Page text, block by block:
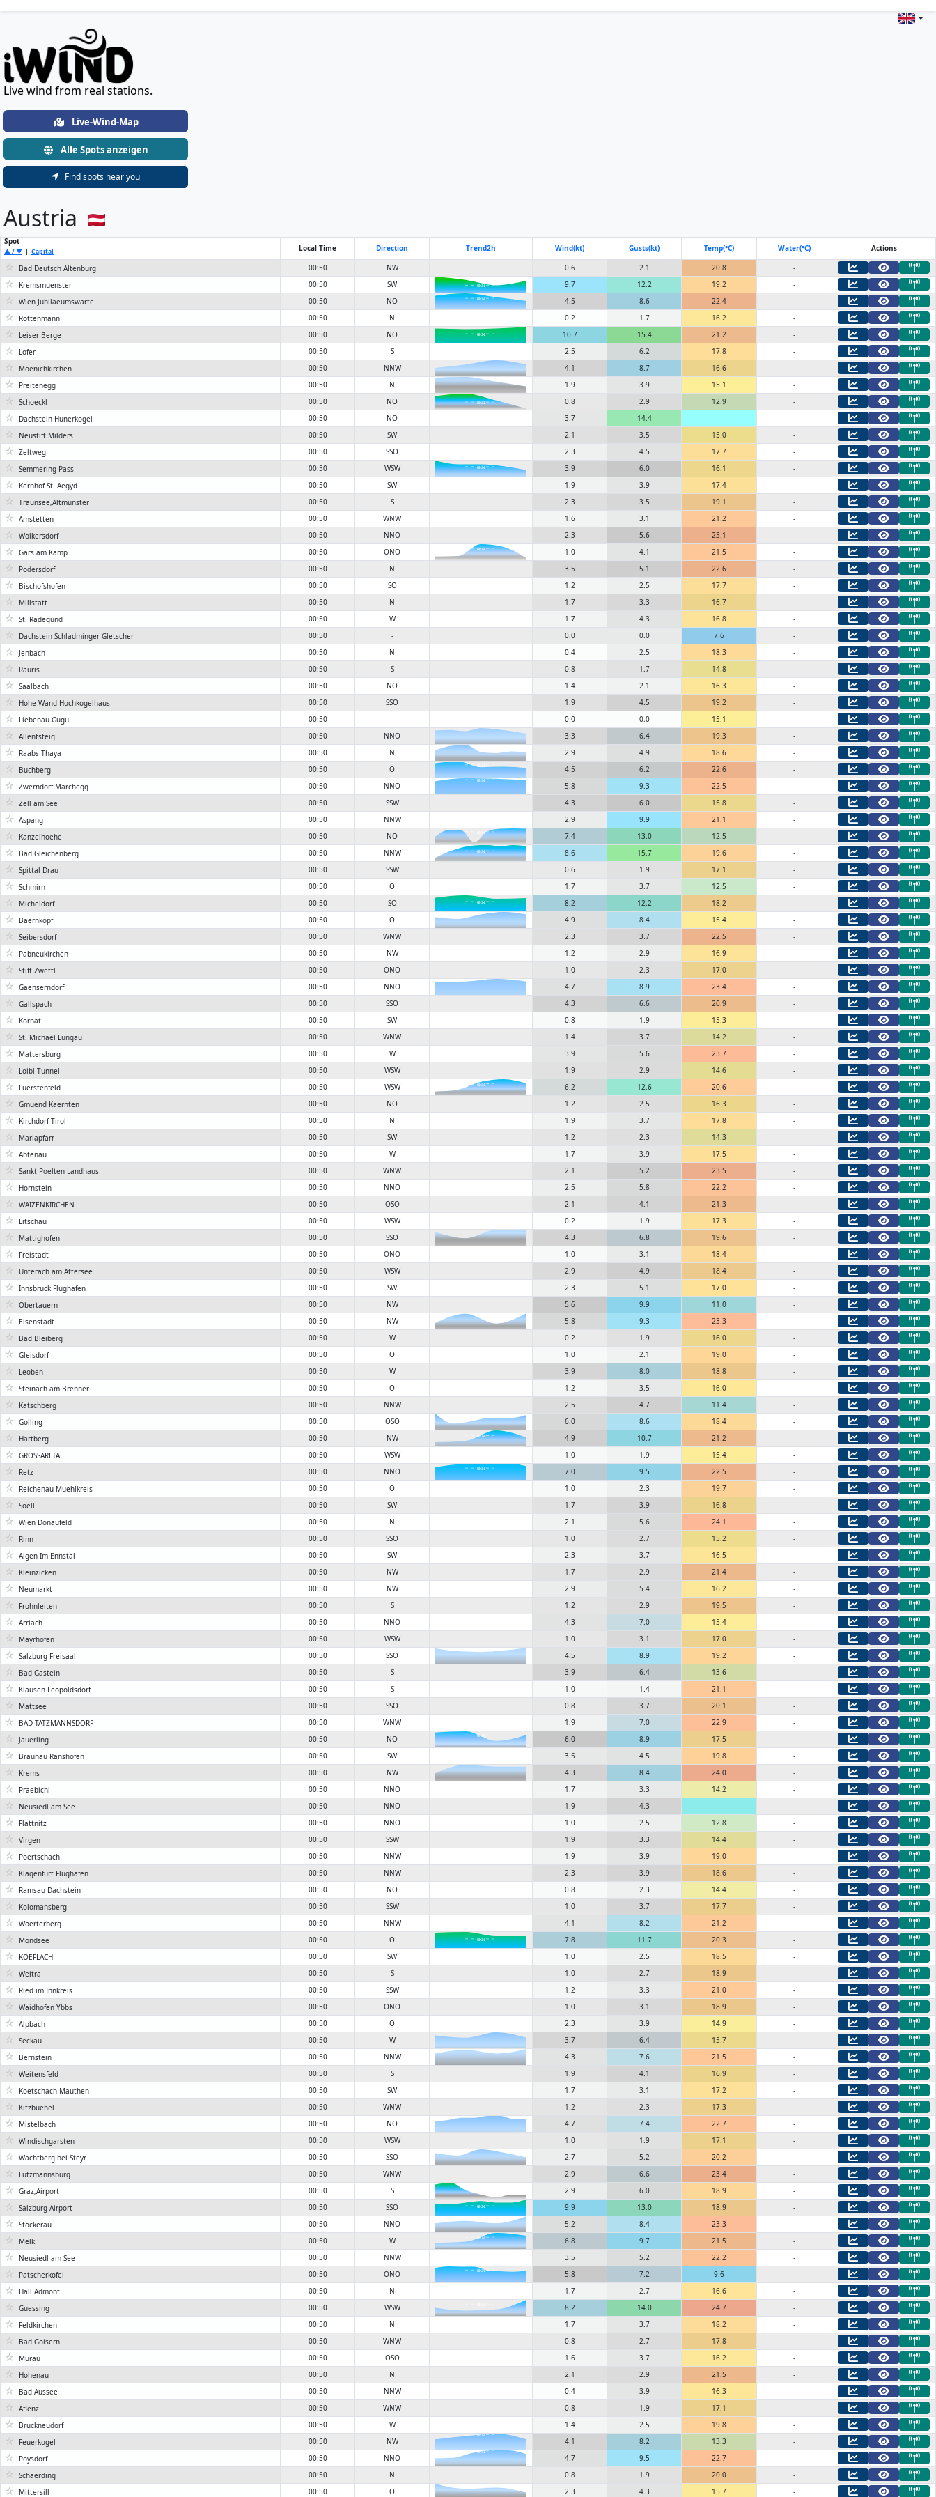
Live Wind & Weather Stations Worldwide
Live wind from real stations.
Live-Wind-Map
Alle Spots anzeigen
Find spots near you
Austria
Spot
▲ / ▼ | Capital Local Time Direction Trend2h Wind(kt) Gusts(kt) Temp(°C) Water(°C) Actions
☆ Bad Deutsch Altenburg 00:50 NW 0.6 2.1 20.8 -
☆ Kremsmuenster 00:50 SW 6KN 9.7 12.2 19.2 -
☆ Wien Jubilaeumswarte 00:50 NO 6KN 4.5 8.6 22.4 -
☆ Rottenmann 00:50 N 0.2 1.7 16.2 -
☆ Leiser Berge 00:50 NO 6KN 10.7 15.4 21.2 -
☆ Lofer 00:50 S 2.5 6.2 17.8 -
☆ Moenichkirchen 00:50 NNW 4.1 8.7 16.6 -
☆ Preitenegg 00:50 N 1.9 3.9 15.1 -
☆ Schoeckl 00:50 NO 6KN 0.8 2.9 12.9 -
☆ Dachstein Hunerkogel 00:50 NO 3.7 14.4 - -
☆ Neustift Milders 00:50 SW 2.1 3.5 15.0 -
☆ Zeltweg 00:50 SSO 2.3 4.5 17.7 -
☆ Semmering Pass 00:50 WSW 6KN 3.9 6.0 16.1 -
☆ Kernhof St. Aegyd 00:50 SW 1.9 3.9 17.4 -
☆ Traunsee,Altmünster 00:50 S 2.3 3.5 19.1 -
☆ Amstetten 00:50 WNW 1.6 3.1 21.2 -
☆ Wolkersdorf 00:50 NNO 2.3 5.6 23.1 -
☆ Gars am Kamp 00:50 ONO 6KN 1.0 4.1 21.5 -
☆ Podersdorf 00:50 N 3.5 5.1 22.6 -
☆ Bischofshofen 00:50 SO 1.2 2.5 17.7 -
☆ Millstatt 00:50 N 1.7 3.3 16.7 -
☆ St. Radegund 00:50 W 1.7 4.3 16.8 -
☆ Dachstein Schladminger Gletscher 00:50 - 0.0 0.0 7.6 -
☆ Jenbach 00:50 N 0.4 2.5 18.3 -
☆ Rauris 00:50 S 0.8 1.7 14.8 -
☆ Saalbach 00:50 NO 1.4 2.1 16.3 -
☆ Hohe Wand Hochkogelhaus 00:50 SSO 1.9 4.5 19.2 -
☆ Liebenau Gugu 00:50 - 0.0 0.0 15.1 -
☆ Allentsteig 00:50 NNO 3.3 6.4 19.3 -
☆ Raabs Thaya 00:50 N 2.9 4.9 18.6 -
☆ Buchberg 00:50 O 4.5 6.2 22.6 -
☆ Zwerndorf Marchegg 00:50 NNO
6KN
5.8 9.3 22.5 -
☆ Zell am See 00:50 SSW 4.3 6.0 15.8 -
☆ Aspang 00:50 NNW 2.9 9.9 21.1 -
☆ Kanzelhoehe 00:50 NO 7.4 13.0 12.5 -
☆ Bad Gleichenberg 00:50 NNW 6KN 8.6 15.7 19.6 -
☆ Spittal Drau 00:50 SSW 0.6 1.9 17.1 -
☆ Schmirn 00:50 O 1.7 3.7 12.5 -
☆ Micheldorf 00:50 SO 6KN 8.2 12.2 18.2 -
☆ Baernkopf 00:50 O 4.9 8.4 15.4 -
☆ Seibersdorf 00:50 WNW 2.3 3.7 22.5 -
☆ Pabneukirchen 00:50 NW 1.2 2.9 16.9 -
☆ Stift Zwettl 00:50 ONO 1.0 2.3 17.0 -
☆ Gaenserndorf 00:50 NNO 4.7 8.9 23.4 -
☆ Gallspach 00:50 SSO 4.3 6.6 20.9 -
☆ Kornat 00:50 SW 0.8 1.9 15.3 -
☆ St. Michael Lungau 00:50 WNW 1.4 3.7 14.2 -
☆ Mattersburg 00:50 W 3.9 5.6 23.7 -
☆ Loibl Tunnel 00:50 WSW 1.9 2.9 14.6 -
☆ Fuerstenfeld 00:50 WSW 6KN 6.2 12.6 20.6 -
☆ Gmuend Kaernten 00:50 NO 1.2 2.5 16.3 -
☆ Kirchdorf Tirol 00:50 N 1.9 3.7 17.8 -
☆ Mariapfarr 00:50 SW 1.2 2.3 14.3 -
☆ Abtenau 00:50 W 1.7 3.9 17.5 -
☆ Sankt Poelten Landhaus 00:50 WNW 2.1 5.2 23.5 -
☆ Hornstein 00:50 NNO 2.5 5.8 22.2 -
☆ WAIZENKIRCHEN 00:50 OSO 2.1 4.1 21.3 -
☆ Litschau 00:50 WSW 0.2 1.9 17.3 -
☆ Mattighofen 00:50 SSO 4.3 6.8 19.6 -
☆ Freistadt 00:50 ONO 1.0 3.1 18.4 -
☆ Unterach am Attersee 00:50 WSW 2.9 4.9 18.4 -
☆ Innsbruck Flughafen 00:50 SW 2.3 5.1 17.0 -
☆ Obertauern 00:50 NW 5.6 9.9 11.0 -
☆ Eisenstadt 00:50 NW 5.8 9.3 23.3 -
☆ Bad Bleiberg 00:50 W 0.2 1.9 16.0 -
☆ Gleisdorf 00:50 O 1.0 2.1 19.0 -
☆ Leoben 00:50 W 3.9 8.0 18.8 -
☆ Steinach am Brenner 00:50 O 1.2 3.5 16.0 -
☆ Katschberg 00:50 NNW 2.5 4.7 11.4 -
☆ Golling 00:50 OSO 6.0 8.6 18.4 -
☆ Hartberg 00:50 NW 6KN 4.9 10.7 21.2 -
☆ GROSSARLTAL 00:50 WSW 1.0 1.9 15.4 -
☆ Retz 00:50 NNO 6KN 7.0 9.5 22.5 -
☆ Reichenau Muehlkreis 00:50 O 1.0 2.3 19.7 -
☆ Soell 00:50 SW 1.7 3.9 16.8 -
☆ Wien Donaufeld 00:50 N 2.1 5.6 24.1 -
☆ Rinn 00:50 SSO 1.0 2.7 15.2 -
☆ Aigen Im Ennstal 00:50 SW 2.3 3.7 16.5 -
☆ Kleinzicken 00:50 NW 1.7 2.9 21.4 -
☆ Neumarkt 00:50 NW 2.9 5.4 16.2 -
☆ Frohnleiten 00:50 S 1.2 2.9 19.5 -
☆ Arriach 00:50 NNO 4.3 7.0 15.4 -
☆ Mayrhofen 00:50 WSW 1.0 3.1 17.0 -
☆ Salzburg Freisaal 00:50 SSO 4.5 8.9 19.2 -
☆ Bad Gastein 00:50 S 3.9 6.4 13.6 -
☆ Klausen Leopoldsdorf 00:50 S 1.0 1.4 21.1 -
☆ Mattsee 00:50 SSO 0.8 3.7 20.1 -
☆ BAD TATZMANNSDORF 00:50 WNW 1.9 7.0 22.9 -
☆ Jauerling 00:50 NO 6KN 6.0 8.9 17.5 -
☆ Braunau Ranshofen 00:50 SW 3.5 4.5 19.8 -
☆ Krems 00:50 NW 4.3 8.4 24.0 -
☆ Praebichl 00:50 NNO 1.7 3.3 14.2 -
☆ Neusiedl am See 00:50 NNO 1.9 4.3 - -
☆ Flattnitz 00:50 NNO 1.0 2.5 12.8 -
☆ Virgen 00:50 SSW 1.9 3.3 14.4 -
☆ Poertschach 00:50 NNW 1.9 3.9 19.0 -
☆ Klagenfurt Flughafen 00:50 NNW 2.3 3.9 18.6 -
☆ Ramsau Dachstein 00:50 NO 0.8 2.3 14.4 -
☆ Kolomansberg 00:50 SSW 1.0 3.7 17.7 -
☆ Woerterberg 00:50 NNW 4.1 8.2 21.2 -
☆ Mondsee 00:50 O 6KN 7.8 11.7 20.3 -
☆ KOEFLACH 00:50 SW 1.0 2.5 18.5 -
☆ Weitra 00:50 S 1.0 2.7 18.9 -
☆ Ried im Innkreis 00:50 SSW 1.2 3.3 21.0 -
☆ Waidhofen Ybbs 00:50 ONO 1.0 3.1 18.9 -
☆ Alpbach 00:50 O 2.3 3.9 14.9 -
☆ Seckau 00:50 W 3.7 6.4 15.7 -
☆ Bernstein 00:50 NNW 4.3 7.6 21.5 -
☆ Weitensfeld 00:50 S 1.9 4.1 16.9 -
☆ Koetschach Mauthen 00:50 SW 1.7 3.1 17.2 -
☆ Kitzbuehel 00:50 WNW 1.2 2.3 17.3 -
☆ Mistelbach 00:50 NO 4.7 7.4 22.7 -
☆ Windischgarsten 00:50 WSW 1.0 1.9 17.1 -
☆ Wachtberg bei Steyr 00:50 SSO 2.7 5.2 20.2 -
☆ Lutzmannsburg 00:50 WNW 2.9 6.6 23.4 -
☆ Graz,Airport 00:50 S 2.9 6.0 18.9 -
☆ Salzburg Airport 00:50 SSO 6KN 9.9 13.0 18.9 -
☆ Stockerau 00:50 NNO 5.2 8.4 23.3 -
☆ Melk 00:50 W 6KN 6.8 9.7 21.5 -
☆ Neusiedl am See 00:50 NNW 3.5 5.2 22.2 -
☆ Patscherkofel 00:50 ONO 6KN 5.8 7.2 9.6 -
☆ Hall Admont 00:50 N 1.7 2.7 16.6 -
☆ Guessing 00:50 WSW 8.2 14.0 24.7 -
☆ Feldkirchen 00:50 N 1.7 3.7 18.2 -
☆ Bad Goisern 00:50 WNW 0.8 2.7 17.8 -
☆ Murau 00:50 OSO 1.6 3.7 16.2 -
☆ Hohenau 00:50 N 2.1 2.9 21.5 -
☆ Bad Aussee 00:50 NNW 0.4 3.9 16.3 -
☆ Aflenz 00:50 WNW 0.8 1.9 17.1 -
☆ Bruckneudorf 00:50 W 1.4 2.5 19.8 -
☆ Feuerkogel 00:50 NW
6KN
4.1 8.2 13.3 -
☆ Poysdorf 00:50 NNO
6KN
4.7 9.5 22.7 -
☆ Schaerding 00:50 N 0.8 1.9 20.0 -
☆ Mittersill 00:50 O 2.3 4.3 15.7 -